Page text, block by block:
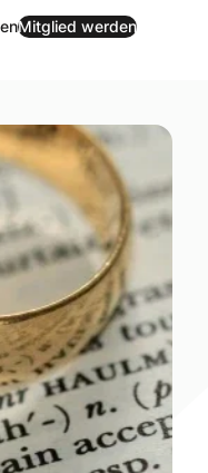
Mitglied werden
und